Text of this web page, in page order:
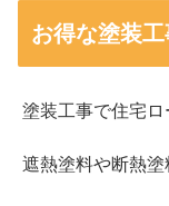
お得な塗装
塗装工事で住宅
遮熱塗料や断熱